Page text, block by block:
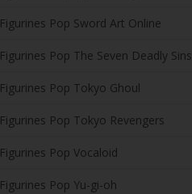
Figurines Pop Sword Art Online
Figurines Pop The Seven Deadly Sins
Figurines Pop Tokyo Ghoul
Figurines Pop Tokyo Revengers
Figurines Pop Vocaloid
Figurines Pop Yu-gi-oh